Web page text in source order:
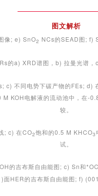
图文解析
像; e) SnO2 NCs的SEAD图; f)
的a) XRD谱图，b) 拉曼光谱，
c) 不同电势下碳产物的FEs; d)
M KOH电解液的流动池中，在-
较。
; c) 在CO2饱和的0.5 M KHCO3
试。
的吉布斯自由能图; c) Sn和
HER的吉布斯自由能图; f)